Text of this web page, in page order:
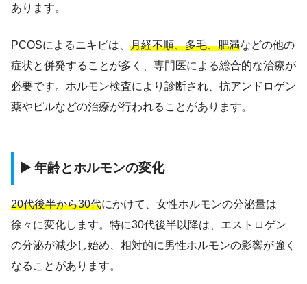
あります。
PCOSによるニキビは、 月経不順、多毛、肥満などの他の
症状と併発することが多く、専門医による総合的な治療が
必要です。ホルモン検査により診断され、抗アンドロゲン
薬やピルなどの治療が行われることがあります。
▶️ 年齢とホルモンの変化
20代後半から30代にかけて、女性ホルモンの分泌量は
徐々に変化します。特に30代後半以降は、エストロゲン
の分泌が減少し始め、相対的に男性ホルモンの影響が強く
なることがあります。